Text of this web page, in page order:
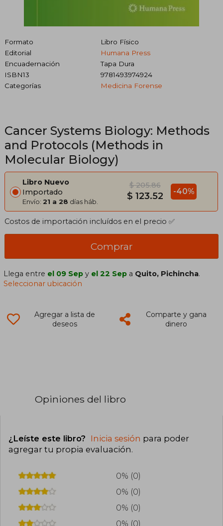
Formato
Libro Físico
Editorial
Humana Press
Encuadernación
Tapa Dura
ISBN13
9781493974924
Categorías
Medicina Forense
Cancer Systems Biology: Methods
and Protocols (Methods in
Molecular Biology)
Libro Nuevo
Importado
Envío: 21 a 28 días háb.
$ 205.86
$ 123.52 -40%
Costos de importación incluídos en el precio ✅
Comprar
Llega entre el 09 Sep y el 22 Sep a Quito, Pichincha.
Seleccionar ubicación
Agregar a lista de
deseos
Comparte y gana
dinero
Opiniones del libro
¿Leíste este libro? Inicia sesión para poder
agregar tu propia evaluación.
0% (0)
0% (0)
0% (0)
0% (0)